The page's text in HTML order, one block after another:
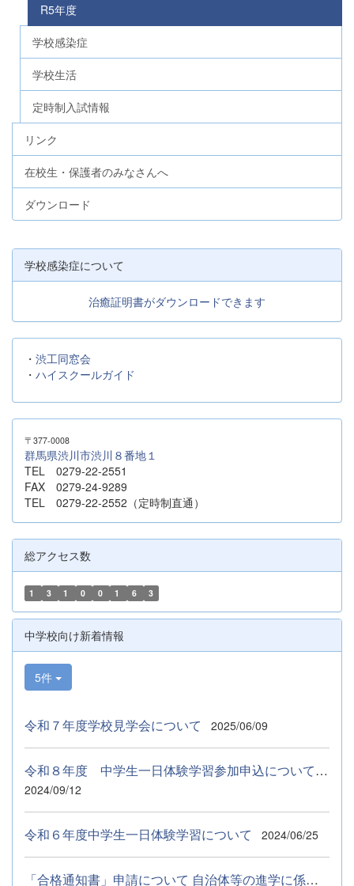
R5年度
学校感染症
学校生活
定時制入試情報
リンク
在校生・保護者のみなさんへ
ダウンロード
学校感染症について
治癒証明書がダウンロードできます
・ 渋工同窓会
・ ハイスクールガイド
〒377-0008
群馬県渋川市渋川８番地１
TEL 0279-22-2551
FAX 0279-24-9289
TEL 0279-22-2552（定時制直通）
総アクセス数
1 3 1 0 0 1 6 3
中学校向け新着情報
5件
令和７年度学校見学会について 2025/06/09
令和８年度 中学生一日体験学習参加申込について ９月５日（土...
2024/09/12
令和６年度中学生一日体験学習について 2024/06/25
「合格通知書」申請について 自治体等の進学に係る奨学資金の申請...